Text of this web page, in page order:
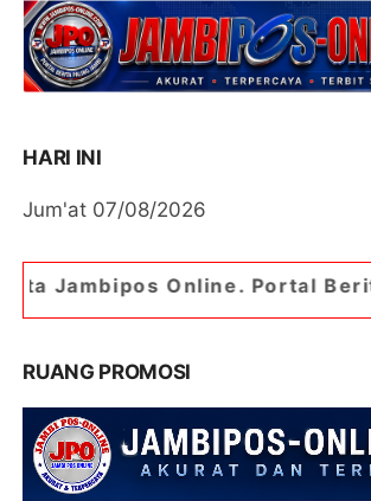
HARI INI
Jum'at 07/08/2026
Portal Berita Paling Jambi
RUANG PROMOSI